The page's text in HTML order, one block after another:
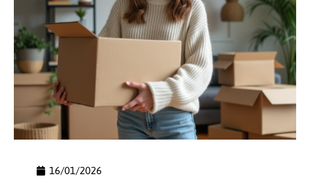
16/01/2026